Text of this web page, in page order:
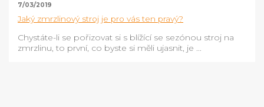
7/03/2019
Jaký zmrzlinový stroj je pro vás ten pravý?
Chystáte-li se pořizovat si s blížící se sezónou stroj na
zmrzlinu, to první, co byste si měli ujasnit, je ...